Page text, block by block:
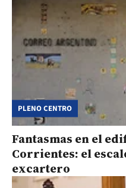
PLENO CENTRO
Fantasmas en el
Corrientes: el
excartero